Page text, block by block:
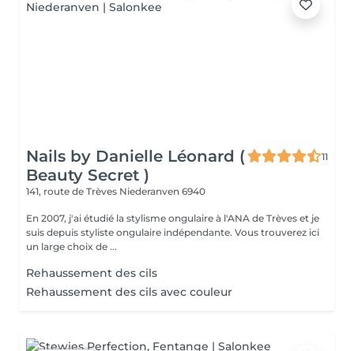
Nails by Danielle Léonard (
Beauty Secret )
11
141, route de Trèves Niederanven 6940
En 2007, j'ai étudié la stylisme ongulaire à l'ANA de Trèves et je
suis depuis styliste ongulaire indépendante. Vous trouverez ici
un large choix de ...
Rehaussement des cils
Rehaussement des cils avec couleur